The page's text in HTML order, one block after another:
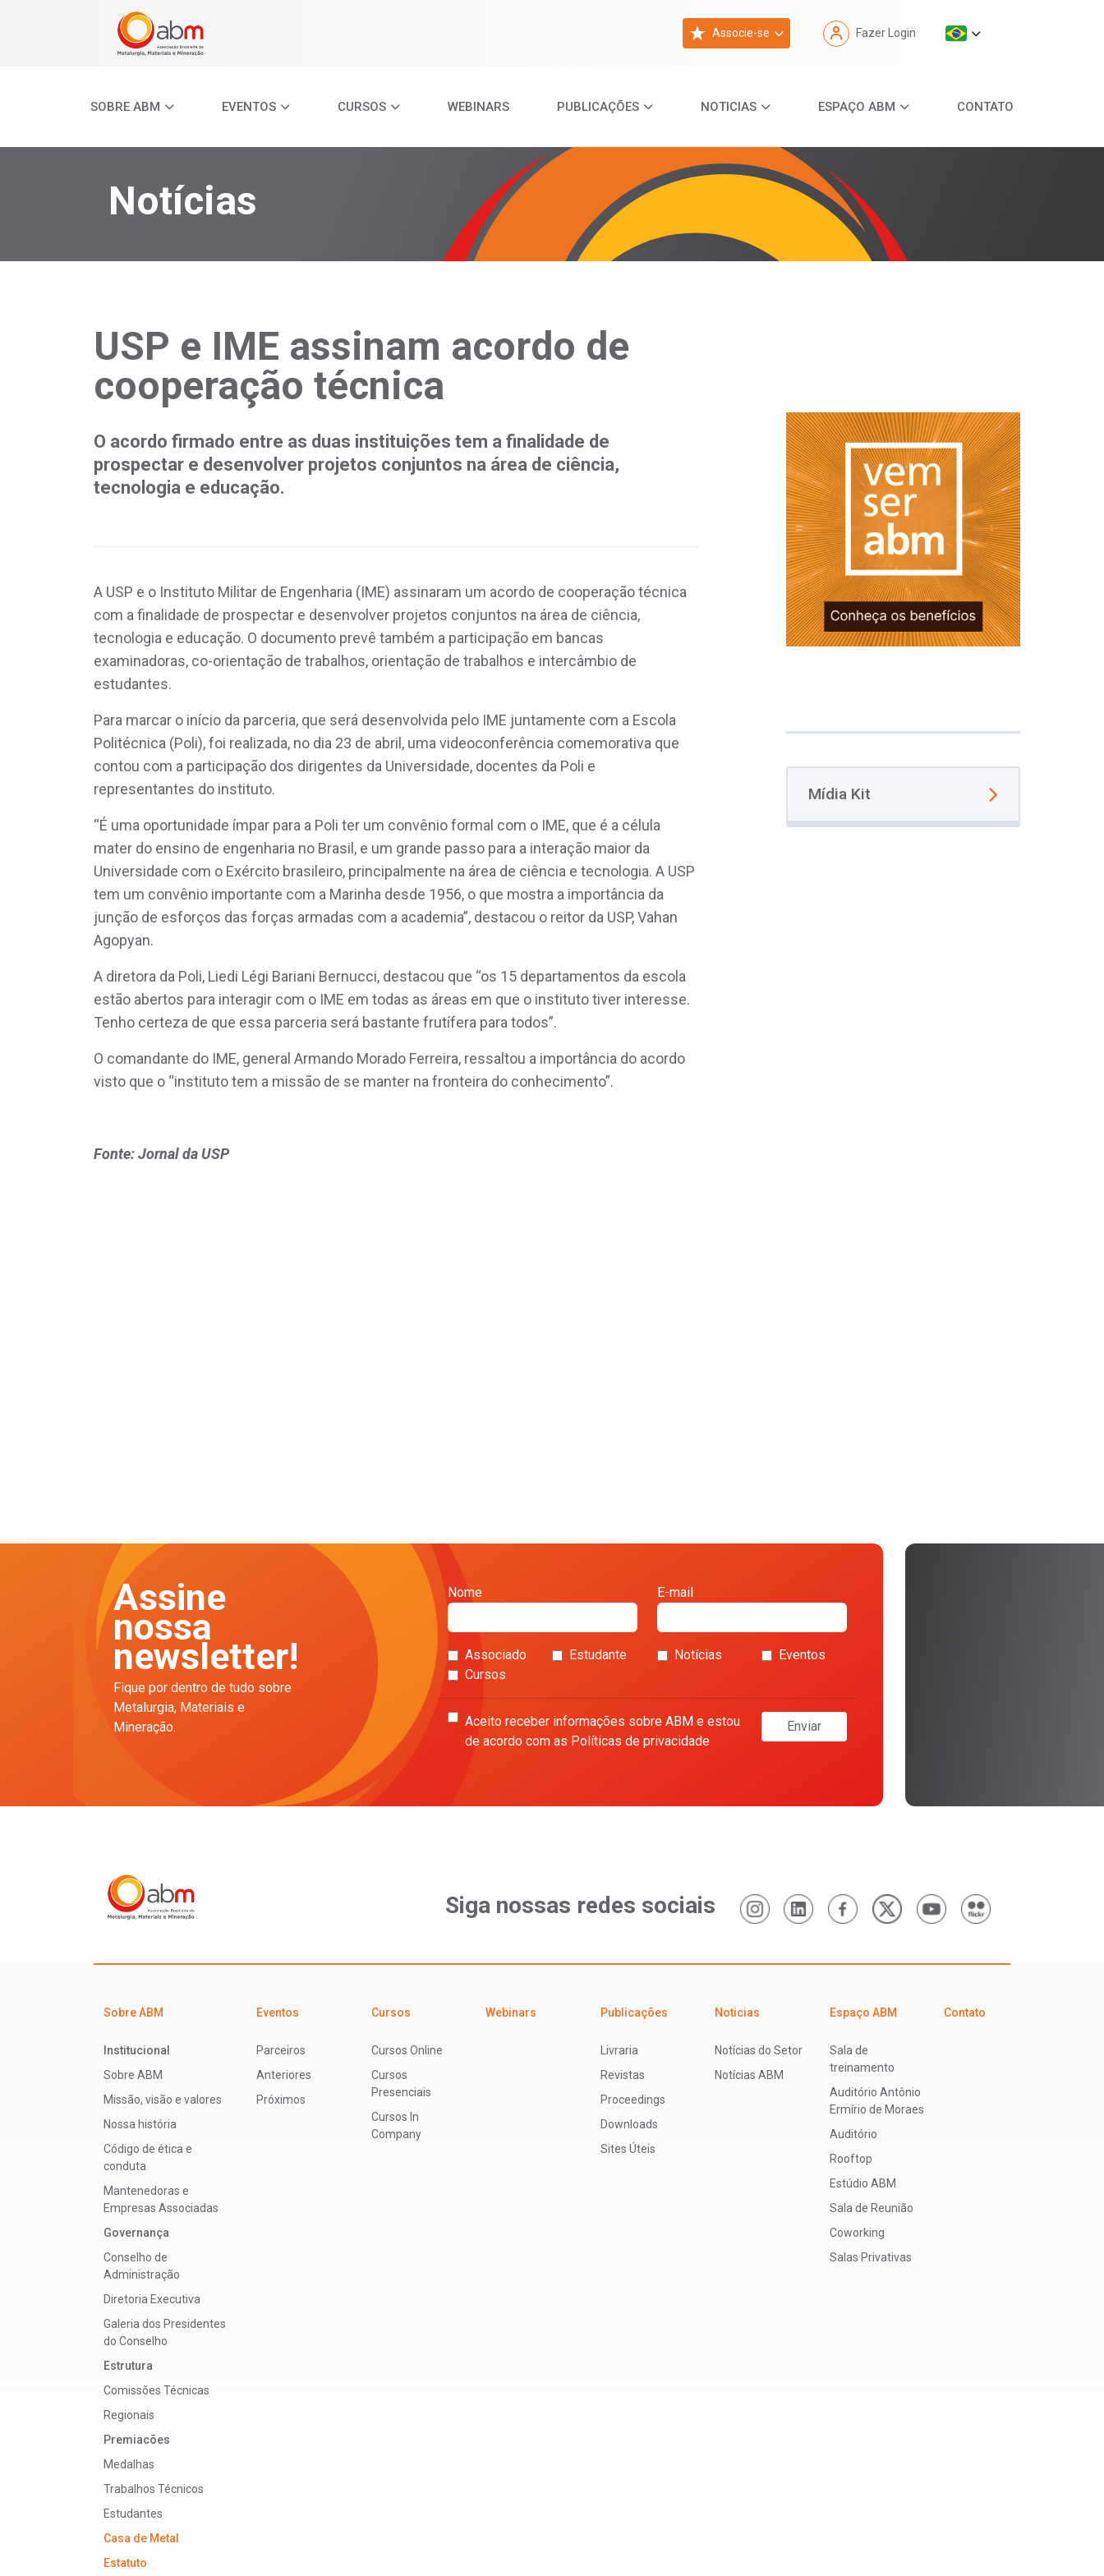
Associe-se Fazer Login
SOBRE ABM EVENTOS CURSOS WEBINARS PUBLICAÇÕES NOTICIAS ESPAÇO ABM CONTATO
Notícias
USP e IME assinam acordo de
cooperação técnica
O acordo firmado entre as duas instituições tem a finalidade de
prospectar e desenvolver projetos conjuntos na área de ciência,
tecnologia e educação.
A USP e o Instituto Militar de Engenharia (IME) assinaram um acordo de cooperação técnica
com a finalidade de prospectar e desenvolver projetos conjuntos na área de ciência,
tecnologia e educação. O documento prevê também a participação em bancas
examinadoras, co-orientação de trabalhos, orientação de trabalhos e intercâmbio de
estudantes.
Para marcar o início da parceria, que será desenvolvida pelo IME juntamente com a Escola
Politécnica (Poli), foi realizada, no dia 23 de abril, uma videoconferência comemorativa que
contou com a participação dos dirigentes da Universidade, docentes da Poli e
representantes do instituto.
“É uma oportunidade ímpar para a Poli ter um convênio formal com o IME, que é a célula
mater do ensino de engenharia no Brasil, e um grande passo para a interação maior da
Universidade com o Exército brasileiro, principalmente na área de ciência e tecnologia. A USP
tem um convênio importante com a Marinha desde 1956, o que mostra a importância da
junção de esforços das forças armadas com a academia”, destacou o reitor da USP, Vahan
Agopyan.
A diretora da Poli, Liedi Légi Bariani Bernucci, destacou que “os 15 departamentos da escola
estão abertos para interagir com o IME em todas as áreas em que o instituto tiver interesse.
Tenho certeza de que essa parceria será bastante frutífera para todos”.
O comandante do IME, general Armando Morado Ferreira, ressaltou a importância do acordo
visto que o “instituto tem a missão de se manter na fronteira do conhecimento”.
Fonte: Jornal da USP
Mídia Kit
Assine
nossa
newsletter!
Fique por dentro de tudo sobre
Metalurgia, Materiais e
Mineração.
Nome E-mail
Associado Estudante Notícias
Eventos
Cursos
Aceito receber informações sobre ABM e estou
de acordo com as Políticas de privacidade
Enviar
Siga nossas redes sociais
Sobre ABM
Institucional
Sobre ABM
Missão, visão e valores
Nossa história
Código de ética e
conduta
Mantenedoras e
Empresas Associadas
Governança
Conselho de
Administração
Diretoria Executiva
Galeria dos Presidentes
do Conselho
Estrutura
Comissões Técnicas
Regionais
Premiacões
Medalhas
Trabalhos Técnicos
Estudantes
Casa de Metal
Estatuto
Eventos
Parceiros
Anteriores
Próximos
Cursos
Cursos Online
Cursos
Presenciais
Cursos In
Company
Webinars Publicações
Livraria
Revistas
Proceedings
Downloads
Sites Úteis
Noticias
Notícias do Setor
Notícias ABM
Espaço ABM
Sala de
treinamento
Auditório Antônio
Ermírio de Moraes
Auditório
Rooftop
Estúdio ABM
Sala de Reunião
Coworking
Salas Privativas
Contato